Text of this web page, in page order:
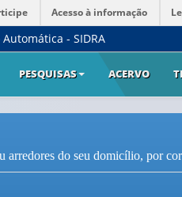
Acesso à informação
- SIDRA
PESQUISAS ACERVO
arredores do seu domicílio, por